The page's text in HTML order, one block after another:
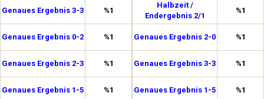
Genaues Ergebnis 3-3 %1
Genaues Ergebnis 0-2 %1
Genaues Ergebnis 2-3 %1
Genaues Ergebnis 1-5 %1
Halbzeit /
Endergebnis 2/1
%1
Genaues Ergebnis 2-0 %1
Genaues Ergebnis 3-3 %1
Genaues Ergebnis 1-5 %1